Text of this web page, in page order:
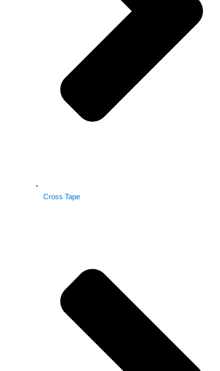
Cross Tape